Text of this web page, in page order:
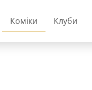
Коміки Клуби